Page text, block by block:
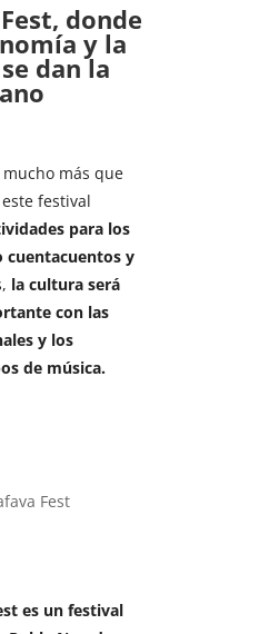
donde
y la
dan la
más que
festival
para los
cuentacuentos y
la cultura será
con las
y los
de música.
es un festival